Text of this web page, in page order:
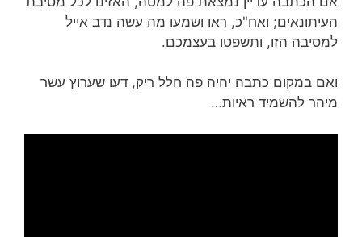
העיתונאים; ואח"כ, ראו ושמעו מה עשה נדב אייל
למסיבה הזו, ותשפטו בעצמכם.
ואם במקום כתבה יהיה פה חלל ריק, דעו שערוץ עשר
מיהר להשמיד ראיות…